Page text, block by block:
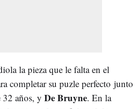
la pieza que le falta en el
completar su puzle perfecto junto
32 años, y De Bruyne. En la